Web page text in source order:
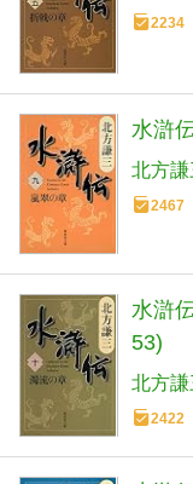
2234
水滸
北方謙
2467
水滸
53)
北方謙
2422